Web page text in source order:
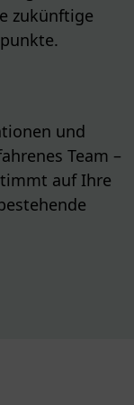
zukünftige
und
Team –
auf Ihre